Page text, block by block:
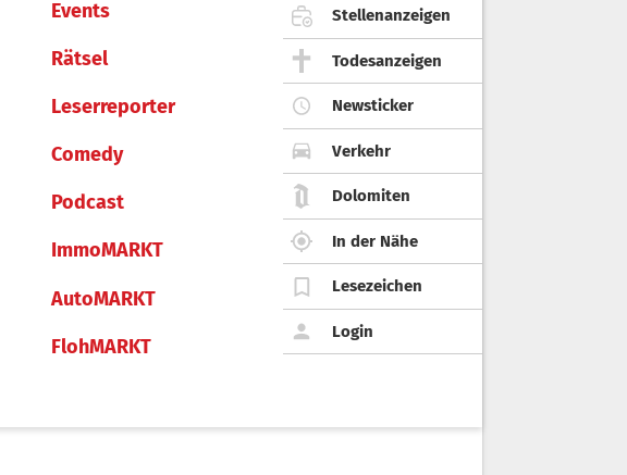
Events
Rätsel
Leserreporter
Comedy
Podcast
ImmoMARKT
AutoMARKT
FlohMARKT
Stellenanzeigen
Todesanzeigen
Newsticker
Verkehr
Dolomiten
In der Nähe
Lesezeichen
Login